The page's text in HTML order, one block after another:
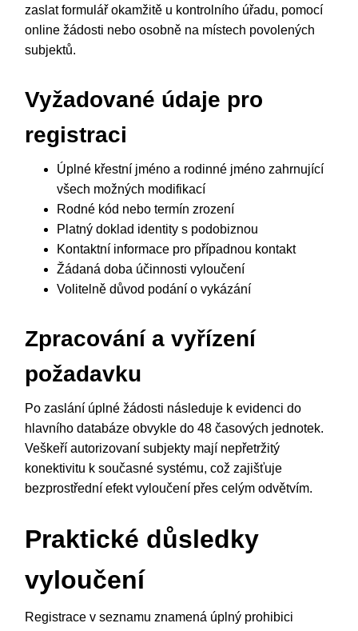
zaslat formulář okamžitě u kontrolního úřadu, pomocí
online žádosti nebo osobně na místech povolených
subjektů.
Vyžadované údaje pro
registraci
Úplné křestní jméno a rodinné jméno zahrnující
všech možných modifikací
Rodné kód nebo termín zrození
Platný doklad identity s podobiznou
Kontaktní informace pro případnou kontakt
Žádaná doba účinnosti vyloučení
Volitelně důvod podání o vykázání
Zpracování a vyřízení
požadavku
Po zaslání úplné žádosti následuje k evidenci do
hlavního databáze obvykle do 48 časových jednotek.
Veškeří autorizovaní subjekty mají nepřetržitý
konektivitu k současné systému, což zajišťuje
bezprostřední efekt vyloučení přes celým odvětvím.
Praktické důsledky
vyloučení
Registrace v seznamu znamená úplný prohibici